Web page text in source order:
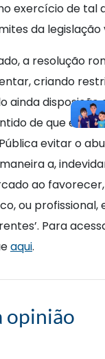
exercício de tal
da legislação
a resolução
criando
ainda disposição
de que é
evitar o
a,
ao
ou profissional,
Para
aqui.
opinião